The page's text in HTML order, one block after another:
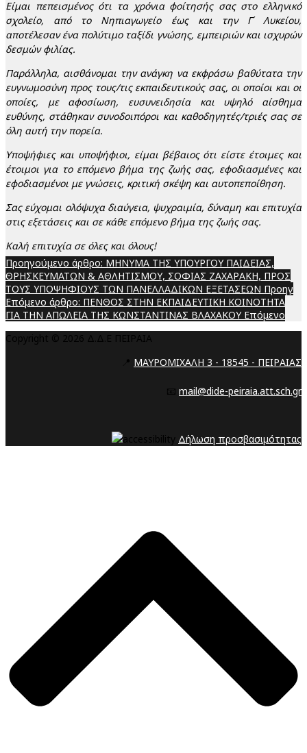
Είμαι πεπεισμένος ότι τα χρόνια φοίτησής σας στο ελληνικό
σχολείο, από το Νηπιαγωγείο έως και την Γ΄ Λυκείου,
αποτέλεσαν ένα πολύτιμο ταξίδι γνώσης, εμπειριών και ισχυρών
δεσμών φιλίας.
Παράλληλα, αισθάνομαι την ανάγκη να εκφράσω βαθύτατα την
ευγνωμοσύνη προς τους/τις εκπαιδευτικούς σας, οι οποίοι και οι
οποίες, με αφοσίωση, ευσυνειδησία και υψηλό αίσθημα
ευθύνης, στάθηκαν συνοδοιπόροι και καθοδηγητές/τριές σας σε
όλη αυτή την πορεία.
Υποψήφιες και υποψήφιοι, είμαι βέβαιος ότι είστε έτοιμες και
έτοιμοι για το επόμενο βήμα της ζωής σας, εφοδιασμένες και
εφοδιασμένοι με γνώσεις, κριτική σκέψη και αυτοπεποίθηση.
Σας εύχομαι ολόψυχα διαύγεια, ψυχραιμία, δύναμη και επιτυχία
στις εξετάσεις και σε κάθε επόμενο βήμα της ζωής σας.
Καλή επιτυχία σε όλες και όλους!
Προηγούμενο άρθρο: ΜΗΝΥΜΑ ΤΗΣ ΥΠΟΥΡΓΟΥ ΠΑΙΔΕΙΑΣ,
ΘΡΗΣΚΕΥΜΑΤΩΝ & ΑΘΛΗΤΙΣΜΟΥ, ΣΟΦΙΑΣ ΖΑΧΑΡΑΚΗ, ΠΡΟΣ
ΤΟΥΣ ΥΠΟΨΗΦΙΟΥΣ ΤΩΝ ΠΑΝΕΛΛΑΔΙΚΩΝ ΕΞΕΤΑΣΕΩΝ Προηγ
Επόμενο άρθρο: ΠΕΝΘΟΣ ΣΤΗΝ ΕΚΠΑΙΔΕΥΤΙΚΗ ΚΟΙΝΟΤΗΤΑ
ΓΙΑ ΤΗΝ ΑΠΩΛΕΙΑ ΤΗΣ ΚΩΝΣΤΑΝΤΙΝΑΣ ΒΛΑΧΑΚΟΥ Επόμενο
Copyright © 2026 Δ.Δ.Ε ΠΕΙΡΑΙΑ
📍 ΜΑΥΡΟΜΙΧΑΛΗ 3 - 18545 - ΠΕΙΡΑΙΑΣ
📧 mail@dide-peiraia.att.sch.gr
Δήλωση προσβασιμότητας